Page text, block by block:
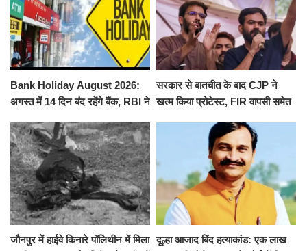
Bank Holiday August 2026:
अगस्त में 14 दिन बंद रहेंगे बैंक, RBI ने
सरकार से बातचीत के बाद CJP ने
खत्म किया प्रोटेस्ट, FIR वापसी समेत
जौनपुर में हाईवे किनारे पॉलिथीन में मिला दूल्हा आजाद बिंद हत्याकांड: एक लाख